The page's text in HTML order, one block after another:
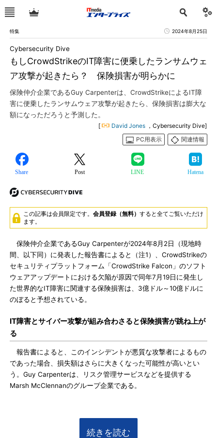
特集 2024年8月25日
もしCrowdStrikeのIT障害に便乗したランサムウェ
ア攻撃が起きたら？ 保険損害が明らかに
Cybersecurity Dive
保険仲介企業であるGuy Carpenterは、CrowdStrikeによるIT障
害に便乗したランサムウェア攻撃が起きたら、保険損害は膨大な
額になっただろうと予測した。
[ David Jones ，Cybersecurity Dive]
PC用表示
関連情報
Share Post LINE Hatena
この記事は会員限定です。 会員登録（無料） すると全てご覧いただけ
ます。
保険仲介企業であるGuy Carpenterが2024年8月2日（現地時
間、以下同）に発表した報告書によると（注1）、CrowdStrikeの
セキュリティプラットフォーム「CrowdStrike Falcon」のソフト
ウェアアップデートにおける欠陥が原因で同年7月19日に発生し
た世界的なIT障害に関連する保険損害は、3億ドル～10億ドルに
のぼると予想されている。
IT障害とサイバー攻撃が組み合わさると保険損害が跳ね上が
る
報告書によると、このインシデントが悪質な攻撃者によるもの
であった場合、損失額はさらに大きくなった可能性が高いとい
う。Guy Carpenterは、リスク管理サービスなどを提供する
Marsh McClennanのグループ企業である。
続きを読む